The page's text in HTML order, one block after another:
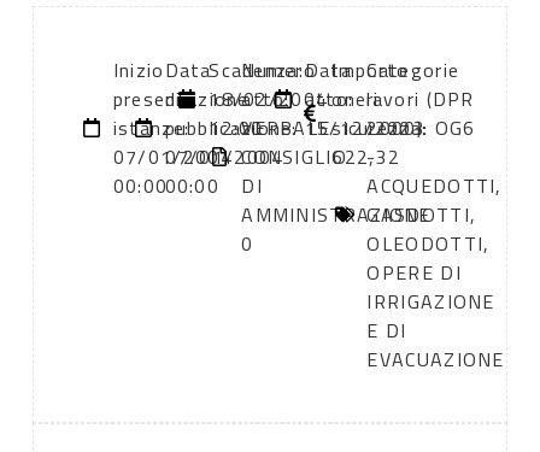
Inizio
presentazione
istanze:
07/01/2004
00:00
Data
di
pubblicazione:
07/01/2004
00:00
Scadenza:
18/02/2004
12:00
Numero
atto:
VERBALE
CONSIGLIO
DI
AMMINISTRAZIONE
0
Data
atto:
15/12/2003
Importo
oneri
sicurezza:
622,32
Categorie
lavori (DPR
2000): OG6
-
ACQUEDOTTI,
GASDOTTI,
OLEODOTTI,
OPERE DI
IRRIGAZIONE
E DI
EVACUAZIONE